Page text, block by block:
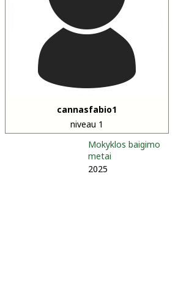
cannasfabio1
niveau 1
Mokyklos baigimo
metai
2025